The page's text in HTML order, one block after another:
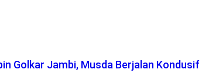
Golkar Jambi, Musda Berjalan Kondusif